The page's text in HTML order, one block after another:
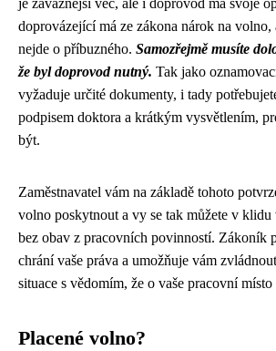
je závažnější věc, ale i doprovod má svoje
doprovázející má ze zákona nárok na
nejde o příbuzného. Samozřejmě musíte
že byl doprovod nutný. Tak jako
vyžaduje určité dokumenty, i tady
podpisem doktora a krátkým vysvětlením,
být.
Zaměstnavatel vám na základě tohoto
volno poskytnout a vy se tak můžete v klidu
bez obav z pracovních povinností. Zákoník
chrání vaše práva a umožňuje vám
situace s vědomím, že o vaše pracovní místo
Placené volno?